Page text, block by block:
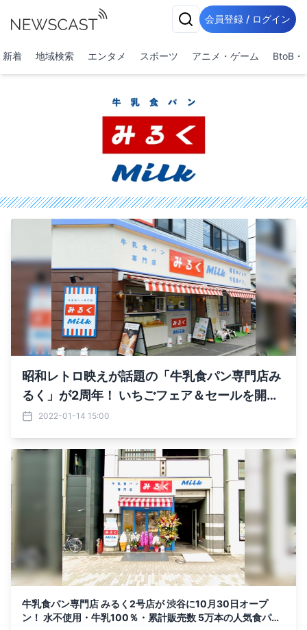
会員登録 / ログイン
新着 地域検索 エンタメ スポーツ アニメ・ゲーム BtoB・
昭和レトロ映えが話題の「牛乳食パン専門店み
るく」が2周年！ いちごフェア＆セールを開
催！2022-01-14 15:00
牛乳食パン専門店 みるく2号店が 渋谷に10月30日オープ
ン！ 水不使用・牛乳100％・累計販売数 5万本の人気食パン